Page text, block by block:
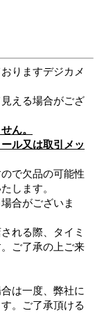
りますデジカメ
える場合がござ
ん。
ル又は取引メッ
で欠品の可能性
します。
合がございま
れる際、タイミ
ご了承の上ご来
は一度、弊社に
。ご了承頂ける